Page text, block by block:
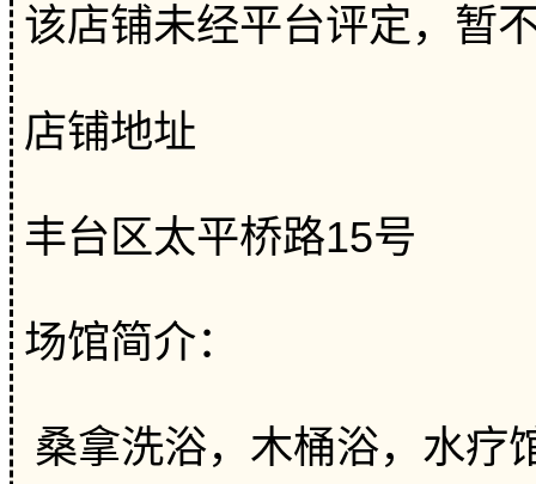
该店铺未经平台评定，暂
店铺地址
丰台区太平桥路15号
场馆简介：
桑拿洗浴，木桶浴，水疗